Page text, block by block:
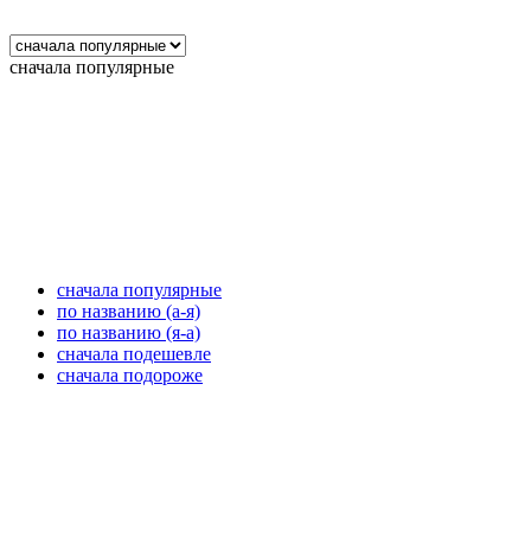
сначала популярные
сначала популярные
по названию (а-я)
по названию (я-а)
сначала подешевле
сначала подороже